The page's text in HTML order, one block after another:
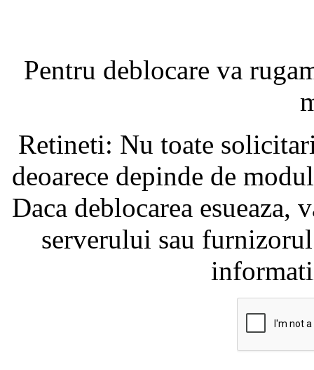
Pentru deblocare va
Retineti: Nu toate
deoarece depinde de
Daca deblocarea
serverului sau